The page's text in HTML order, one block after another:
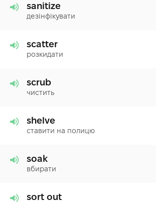
sanitize
дезінфікувати
scatter
розкидати
scrub
чистить
shelve
ставити на полицю
soak
вбирати
sort out